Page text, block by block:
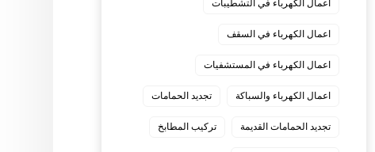
اعمال الكهرباء في التشطيبات
اعمال الكهرباء في السقف
اعمال الكهرباء في المستشفيات
اعمال الكهرباء والسباكة تجديد الحمامات
تجديد الحمامات القديمة تركيب المطابخ